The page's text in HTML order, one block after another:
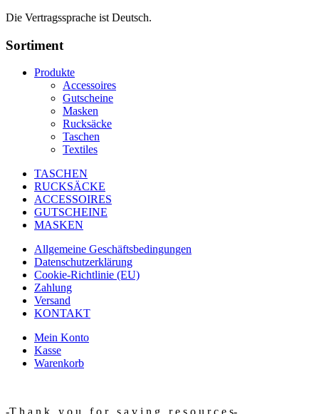
Die Vertragssprache ist Deutsch.
Sortiment
Produkte
Accessoires
Gutscheine
Masken
Rucksäcke
Taschen
Textiles
TASCHEN
RUCKSÄCKE
ACCESSOIRES
GUTSCHEINE
MASKEN
Allgemeine Geschäftsbedingungen
Datenschutzerklärung
Cookie-Richtlinie (EU)
Zahlung
Versand
KONTAKT
Mein Konto
Kasse
Warenkorb